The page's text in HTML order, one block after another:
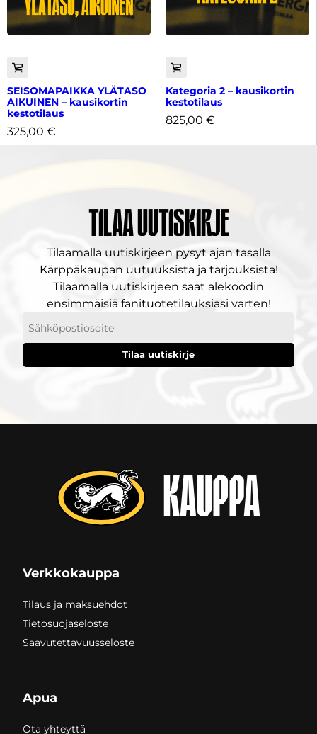
SEISOMAPAIKKA YLÄTASO
AIKUINEN – kausikortin
kestotilaus
325,00 €
Kategoria 2 – kausikortin
kestotilaus
825,00 €
Tilaa uutiskirje
Tilaamalla uutiskirjeen pysyt ajan tasalla
Kärppäkaupan uutuuksista ja tarjouksista!
Tilaamalla uutiskirjeen saat alekoodin
ensimmäisiä fanituotetilauksiasi varten!
Verkkokauppa
Tilaus ja maksuehdot
Tietosuojaseloste
Saavutettavuusseloste
Apua
Ota yhteyttä